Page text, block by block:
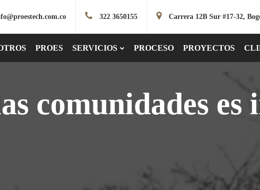
322 3650155 Carrera 12B Sur #17-32,
PROES SERVICIOS PROCESO PROYECTOS
comunidades